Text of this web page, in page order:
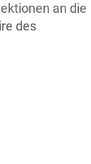
an die
des